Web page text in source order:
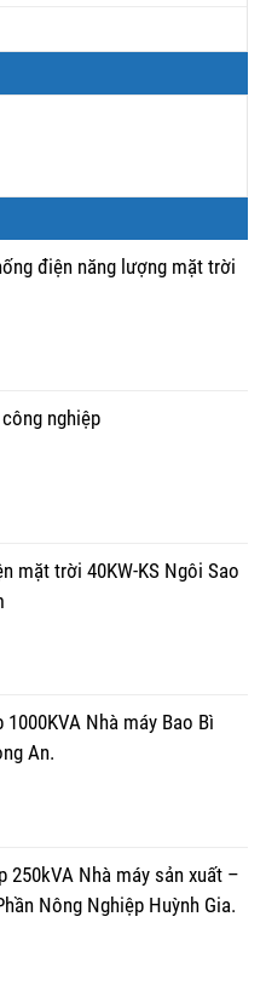
điện năng lượng mặt trời
nghiệp
mặt trời 40KW-KS Ngôi Sao
1000KVA Nhà máy Bao Bì
An.
250kVA Nhà máy sản xuất –
Nông Nghiệp Huỳnh Gia.